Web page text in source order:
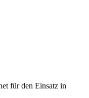
für den Einsatz in